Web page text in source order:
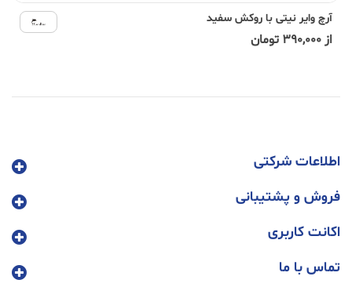
آرچ وایر نیتی با روکش سفید
از 390,000 تومان
اطلاعات شرکتی
فروش و پشتیبانی
اکانت کاربری
تماس با ما